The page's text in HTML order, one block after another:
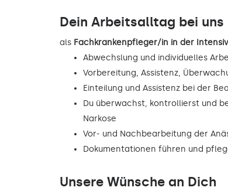
Dein Arbeitsalltag bei uns
als Fachkrankenpfleger/in in der
Abwechslung und individuelles
Vorbereitung, Assistenz,
Einteilung und Assistenz bei der
Du überwachst, kontrollierst und
Narkose
Vor- und Nachbearbeitung der
Dokumentationen führen und
Unsere Wünsche an Dich